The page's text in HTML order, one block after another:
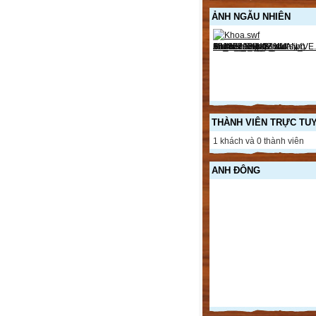
ẢNH NGẪU NHIÊN
THÀNH VIÊN TRỰC
1 khách và 0 thành viên
ANH ĐÔNG